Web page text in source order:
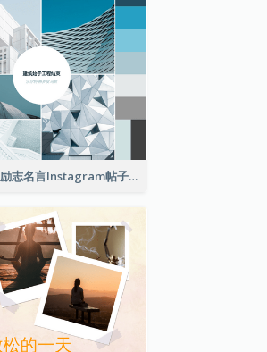
建筑励志名言Instagram帖子